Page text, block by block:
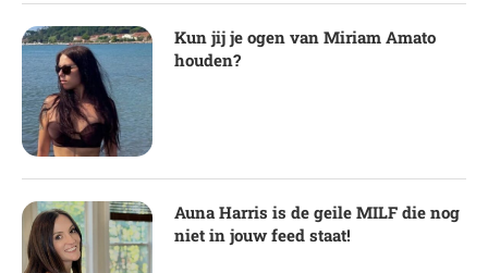
Kun jij je ogen van Miriam Amato
houden?
Auna Harris is de geile MILF die nog
niet in jouw feed staat!